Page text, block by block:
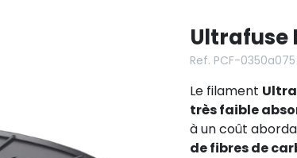
Ultrafuse
Ref. PCF-0350a075
Le filament
très faible
à un coût
de fibres de